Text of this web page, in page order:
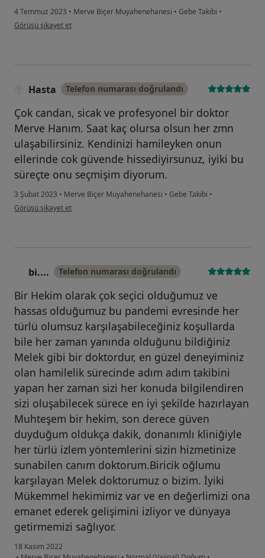
4 Temmuz 2023 • Merve Biçer Muyahenehanesi • Gebe Takibi •
kullanıcının görüşüne göre b.....
Görüşü şikayet et
Hasta Telefon numarası doğrulandı
Çok candan, sicak ve profesyonel bir doktor
Merve Hanım. Saat kaç olursa olsun her zmn
ulaşabilirsiniz. Kendinizi hamileyken onun
ellerinde cok güvende hissediyirsunuz, iyiki bu
süreçte onu seçmişim diyorum.
3 Şubat 2023 • Merve Biçer Muyahenehanesi • Gebe Takibi •
kullanıcının görüşüne göre Hasta
Görüşü şikayet et
bi.... Telefon numarası doğrulandı
Bir Hekim olarak çok seçici olduğumuz ve
hassas olduğumuz bu pandemi evresinde her
türlü olumsuz karşılaşabileceğiniz koşullarda
bile her zaman yanında olduğunu bildiğiniz
Melek gibi bir doktordur, en güzel deneyiminiz
olan hamilelik sürecinde adım adım takibini
yapan her zaman sizi her konuda bilgilendiren
sizi oluşabilecek sürece en iyi şekilde hazırlayan
Muhteşem bir hekim, son derece güven
duyduğum oldukça dakik, donanımlı kliniğiyle
her türlü izlem yöntemlerini sizin hizmetinize
sunabilen canım doktorum.Biricik oğlumu
karşılayan Melek doktorumuz o bizim. İyiki
Mükemmel hekimimiz var ve en değerlimizi ona
emanet ederek gelişimini izliyor ve dünyaya
getirmemizi sağlıyor.
18 Kasım 2022